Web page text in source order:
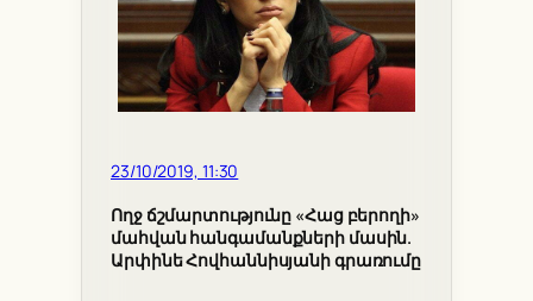
23/10/2019, 11:30
Ողջ ճշմարտությունը «Հաց բերողի»
մահվան հանգամանքների մասին.
Արփինե Հովհաննիսյանի գրառումը